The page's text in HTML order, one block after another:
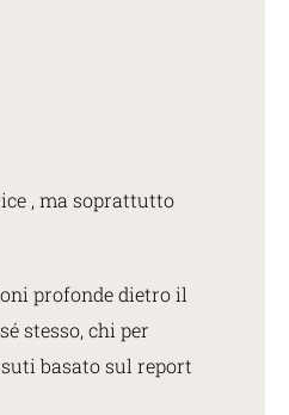
, ma soprattutto
profonde dietro il
stesso, chi per
basato sul report